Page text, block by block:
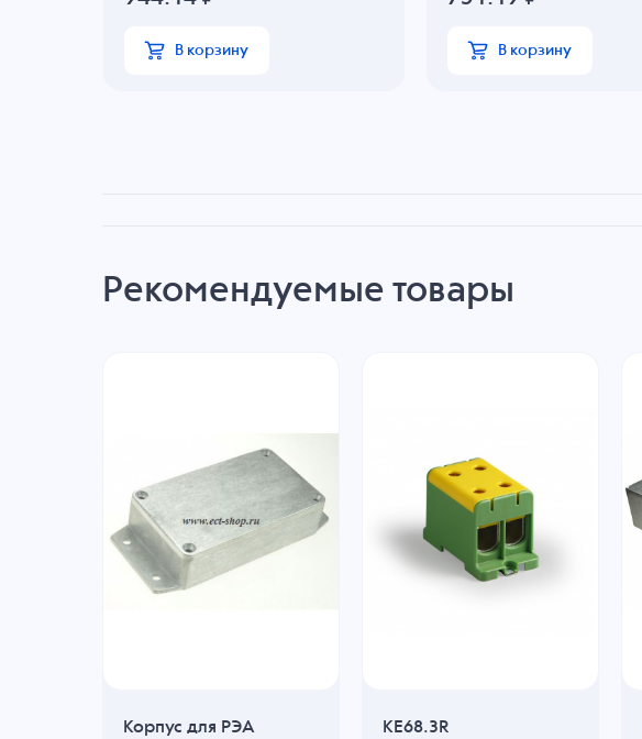
В корзину В корзину
Рекомендуемые товары
Корпус для РЭА
KE68.3R